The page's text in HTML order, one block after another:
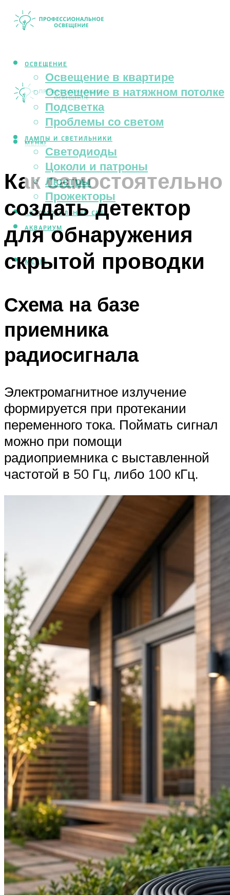
ОСВЕЩЕНИЕ
Освещение в квартире
Освещение в натяжном потолке
Подсветка
Проблемы со светом
ЛАМПЫ И СВЕТИЛЬНИКИ
Светодиоды
Цоколи и патроны
Люстры
Прожекторы
АВТОМОБИЛЬНЫЙ СВЕТ
АКВАРИУМ
МЕНЮ
МЕНЮ
Как самостоятельно
создать детектор
для обнаружения
скрытой проводки
Схема на базе
приемника
радиосигнала
Электромагнитное излучение
формируется при протекании
переменного тока. Поймать сигнал
можно при помощи
радиоприемника с выставленной
частотой в 50 Гц, либо 100 кГц.